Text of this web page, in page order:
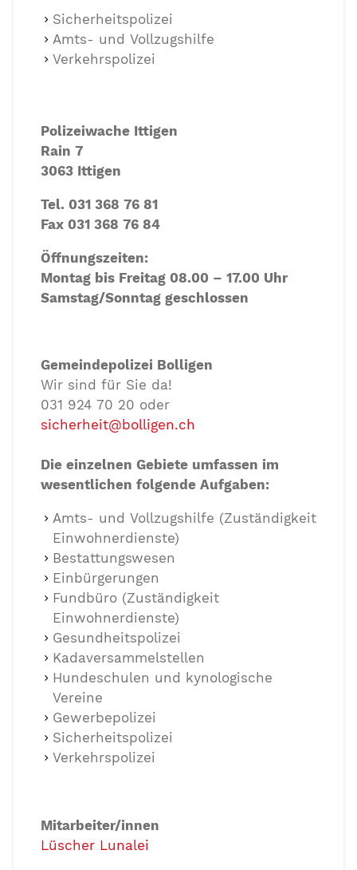
Sicherheitspolizei
Amts- und Vollzugshilfe
Verkehrspolizei
Polizeiwache Ittigen
Rain 7
3063 Ittigen
Tel. 031 368 76 81
Fax 031 368 76 84
Öffnungszeiten:
Montag bis Freitag 08.00 – 17.00 Uhr
Samstag/Sonntag geschlossen
Gemeindepolizei Bolligen
Wir sind für Sie da!
031 924 70 20 oder
sicherheit@bolligen.ch
Die einzelnen Gebiete umfassen im
wesentlichen folgende Aufgaben:
Amts- und Vollzugshilfe (Zuständigkeit
Einwohnerdienste)
Bestattungswesen
Einbürgerungen
Fundbüro (Zuständigkeit
Einwohnerdienste)
Gesundheitspolizei
Kadaversammelstellen
Hundeschulen und kynologische
Vereine
Gewerbepolizei
Sicherheitspolizei
Verkehrspolizei
Mitarbeiter/innen
Lüscher Lunalei